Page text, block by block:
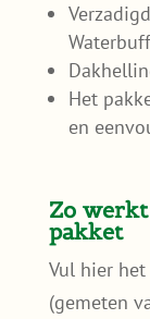
Het
en
Zo
pakket
Vul hier
(gemeten